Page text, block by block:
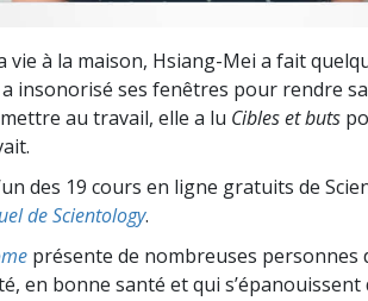
vie à la maison, Hsiang-Mei a fait
insonorisé ses fenêtres pour rendre
au travail, elle a lu Cibles et buts
des 19 cours en ligne gratuits de
de Scientology.
présente de nombreuses personnes
en bonne santé et qui s’épanouissent